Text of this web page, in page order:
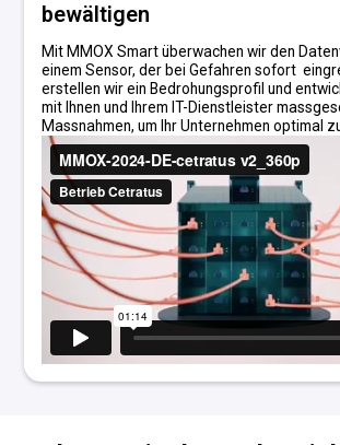
bewältigen
Mit MMOX Smart überwachen wir den
einem Sensor, der bei Gefahren sofort
erstellen wir ein Bedrohungsprofil und
mit Ihnen und Ihrem IT-Dienstleister
Massnahmen, um Ihr Unternehmen optimal